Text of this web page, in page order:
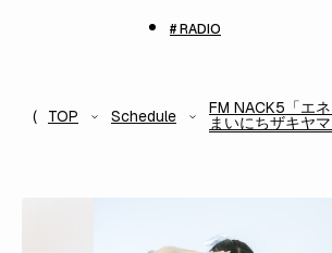
# RADIO
TOP Schedule FM NACK5「エ
まいにちザキヤマ